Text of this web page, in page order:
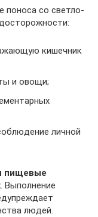
поноса со светло-
кишечник
и овощи;
личной
пищевые
. Выполнение
людей.